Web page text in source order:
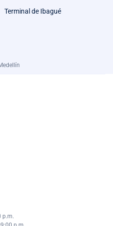
Terminal de Ibagué
p.m.